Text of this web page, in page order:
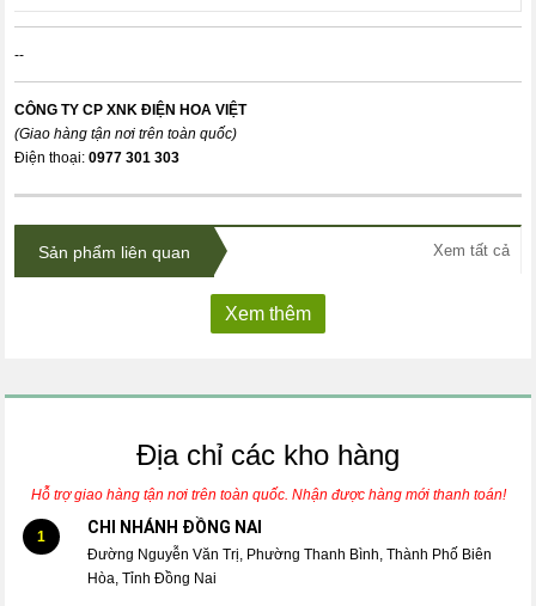
--
CÔNG TY CP XNK ĐIỆN HOA VIỆT
(Giao hàng tận nơi trên toàn quốc)
Điện thoại:0977 301 303
Sản phẩm liên quan Xem tất cả
Xem thêm
Địa chỉ các kho hàng
Hỗ trợ giao hàng tận nơi trên toàn quốc. Nhận được hàng mới thanh toán!
1 CHI NHÁNH ĐỒNG NAI
Đường Nguyễn Văn Trị, Phường Thanh Bình, Thành Phố Biên
Hòa, Tỉnh Đồng Nai